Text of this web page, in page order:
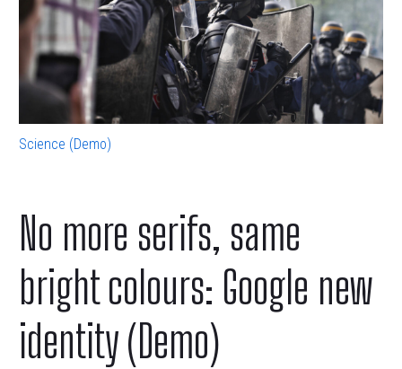
Science (Demo)
No more serifs, same
bright colours: Google new
identity (Demo)